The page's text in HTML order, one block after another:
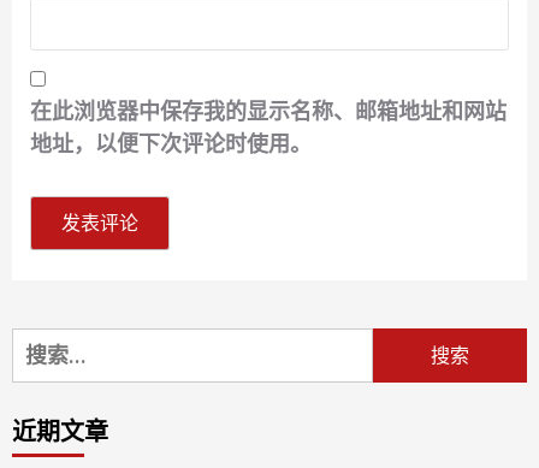
在此浏览器中保存我的显示名称、邮箱地址和网站
地址，以便下次评论时使用。
搜
索：
近期文章